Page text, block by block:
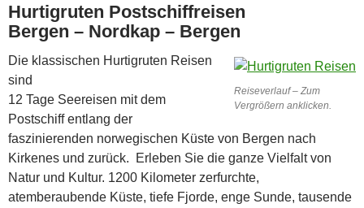
Hurtigruten Postschiffreisen
Bergen – Nordkap – Bergen
Reiseverlauf – Zum
Vergrößern anklicken.
Die klassischen Hurtigruten Reisen
sind
12 Tage Seereisen mit dem
Postschiff entlang der
faszinierenden norwegischen Küste von Bergen nach
Kirkenes und zurück. Erleben Sie die ganze Vielfalt von
Natur und Kultur. 1200 Kilometer zerfurchte,
atemberaubende Küste, tiefe Fjorde, enge Sunde, tausende